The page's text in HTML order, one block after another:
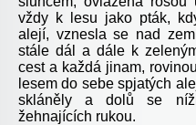
vždy k lesu jako pták,
alejí, vznesla se nad
stále dál a dále k
cest a každá jinam,
lesem do sebe spjatých
skláněly a dolů se
žehnajících rukou.